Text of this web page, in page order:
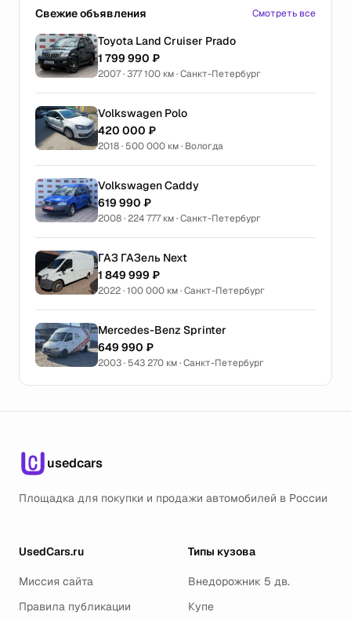
Свежие объявления Смотреть все
Toyota Land Cruiser Prado
1 799 990 ₽
2007 · 377 100 км · Санкт-Петербург
Volkswagen Polo
420 000 ₽
2018 · 500 000 км · Вологда
Volkswagen Caddy
619 990 ₽
2008 · 224 777 км · Санкт-Петербург
ГАЗ ГАЗель Next
1 849 999 ₽
2022 · 100 000 км · Санкт-Петербург
Mercedes-Benz Sprinter
649 990 ₽
2003 · 543 270 км · Санкт-Петербург
usedcars
Площадка для покупки и продажи автомобилей в России
UsedCars.ru
Миссия сайта
Правила публикации
Типы кузова
Внедорожник 5 дв.
Купе